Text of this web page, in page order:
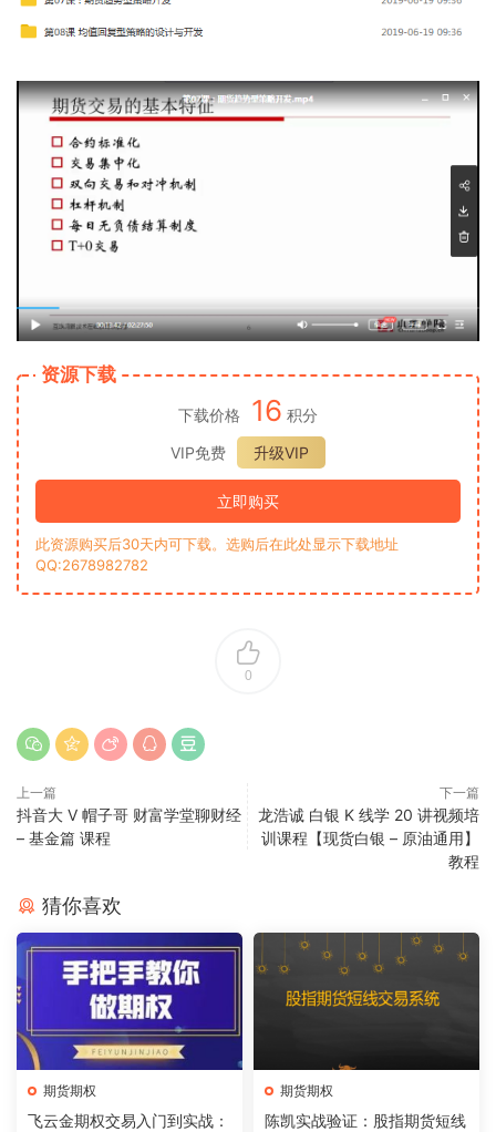
资源下载
下载价格 16 积分
VIP免费
升级VIP
立即购买
此资源购买后30天内可下载。选购后在此处显示下载地址
QQ:2678982782
0
上一篇
抖音大 V 帽子哥 财富学堂聊财经
– 基金篇 课程
下一篇
龙浩诚 白银 K 线学 20 讲视频培
训课程【现货白银 – 原油通用】
教程
猜你喜欢
期货期权
飞云金期权交易入门到实战：
期货期权
陈凯实战验证：股指期货短线